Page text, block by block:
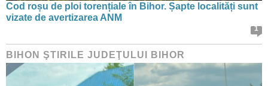
Cod roșu de ploi torențiale în Bihor. Șapte localități sunt
vizate de avertizarea ANM
1
BIHON ŞTIRILE JUDEŢULUI BIHOR